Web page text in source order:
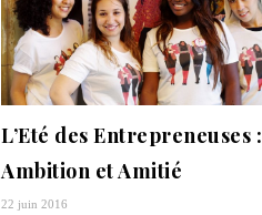
L’Eté des Entrepreneuses :
Ambition et Amitié
22 juin 2016